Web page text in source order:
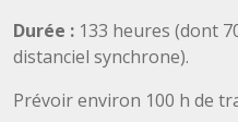
Durée : 133 heures (dont
distanciel synchrone).
Prévoir environ 100 h de